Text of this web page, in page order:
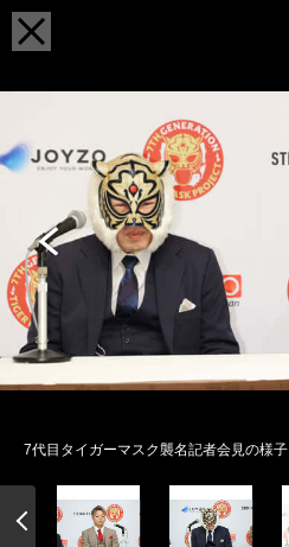
7代目タイガーマスク襲名記者会見の様子